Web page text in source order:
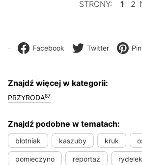
STRONY: 1 2
Facebook Twitter
Znajdź więcej w kategorii:
PRZYRODA87
Znajdź podobne w tematach:
błotniak kaszuby kruk
pomieczyno reportaż rydelek